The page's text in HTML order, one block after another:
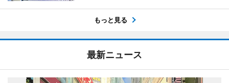
もっと見る
最新ニュース